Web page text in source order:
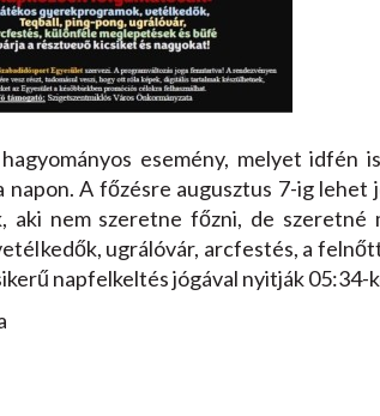
esemény, melyet idfén
A főzésre augusztus 7-ig
aki nem szeretne főzni, de
ugrálóvár, arcfestés, a
napfelkeltés jógával nyitják 05:34-